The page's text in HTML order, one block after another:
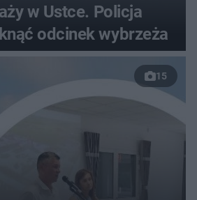
w Ustce. Policja
odcinek wybrzeża
15